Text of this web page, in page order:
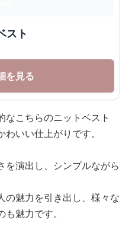
スト
を見る
なこちらのニットベスト
いい仕上がりです。
を演出し、シンプルながら
の魅力を引き出し、様々な
魅力です。